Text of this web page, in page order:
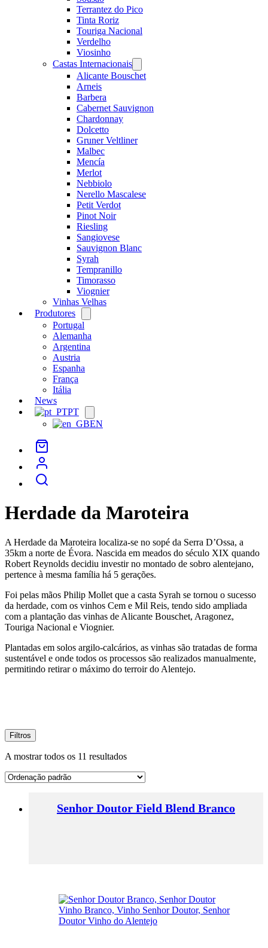
Terrantez do Pico
Tinta Roriz
Touriga Nacional
Verdelho
Viosinho
Castas Internacionais
menu
Alicante Bouschet
Arneis
Barbera
Cabernet Sauvignon
Chardonnay
Dolcetto
Gruner Veltliner
Malbec
Mencía
Merlot
Nebbiolo
Nerello Mascalese
Petit Verdot
Pinot Noir
Riesling
Sangiovese
Sauvignon Blanc
Syrah
Tempranillo
Timorasso
Viognier
Vinhas Velhas
Produtores
menu
Portugal
Alemanha
Argentina
Austria
Espanha
França
Itália
News
PT
menu
EN
Herdade da Maroteira
A Herdade da Maroteira localiza-se no sopé da Serra D’Ossa, a
35km a norte de Évora. Nascida em meados do século XIX quando
Robert Reynolds decidiu investir no montado de sobro alentejano,
pertence à mesma família há 5 gerações.
Foi pelas mãos Philip Mollet que a casta Syrah se tornou o sucesso
da herdade, com os vinhos Cem e Mil Reis, tendo sido ampliada
com a plantação das vinhas de Alicante Bouschet, Aragonez,
Touriga Nacional e Viognier.
Plantadas em solos argilo-calcários, as vinhas são tratadas de forma
sustentável e onde todos os processos são realizados manualmente,
permitindo retirar o máximo do terroir do Alentejo.
Filtros
A mostrar todos os 11 resultados
Senhor Doutor Field Blend Branco